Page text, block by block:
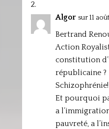
Algor sur 11
Bertrand
Action
constitution
républicaine ?
Schizophrénie!
Et pourquoi
a
pauvreté, a